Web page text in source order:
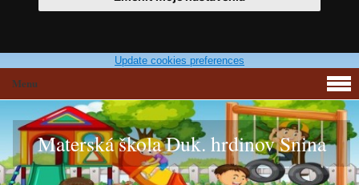
Update cookies preferences
Materská škola Duk. hrdinov Snina
Menu